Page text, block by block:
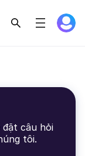
đặt câu hỏi
tôi.